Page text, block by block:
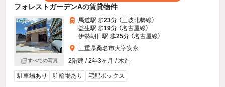
フォレストガーデンAの賃貸物件
すべての写真
馬道駅 歩23分 （三岐北勢線）
益生駅 歩19分 （名古屋線）
伊勢朝日駅 歩25分 （名古屋線）
三重県桑名市大字安永
2階建 / 2年3ヶ月 / 木造
駐車場あり 駐輪場あり 宅配ボックス